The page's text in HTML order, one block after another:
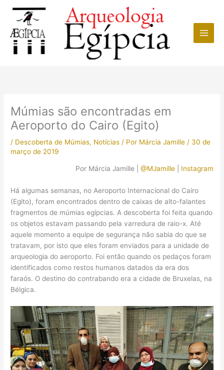
conteúdo
Múmias são encontradas em
Aeroporto do Cairo (Egito)
/ Descoberta de Múmias, Notícias / Por Márcia Jamille / 30 de
março de 2019
Por Márcia Jamille | @MJamille| Instagram
Há algumas semanas, no Aeroporto Internacional do Cairo
(Egito), foram encontrados dentro de caixas de alto-falantes
fragmentos de múmias egípcias. A descoberta foi feita quando
os objetos estavam passando pela varredura de raio-x. Até
aquele momento a equipe de segurança não sabia do que se
tratavam, por isto que eles foram enviados para a unidade de
arqueologia do aeroporto. Foi então quando os pedaços foram
identificados como restos humanos datados da era dos
faraós. O destino do contrabando era a cidade de Bruxelas, na
Bélgica.